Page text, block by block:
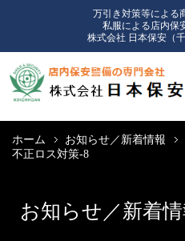
万引き対策等による
私服による店内保
株式会社 日本保安（
ホーム お知らせ／新着情報
不正ロス対策-8
お知らせ／新着情